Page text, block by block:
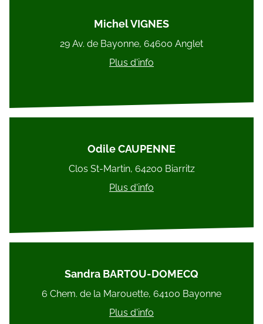
Michel VIGNES
29 Av. de Bayonne, 64600 Anglet
Plus d'info
Odile CAUPENNE
Clos St-Martin, 64200 Biarritz
Plus d'info
Sandra BARTOU-DOMECQ
6 Chem. de la Marouette, 64100 Bayonne
Plus d'info